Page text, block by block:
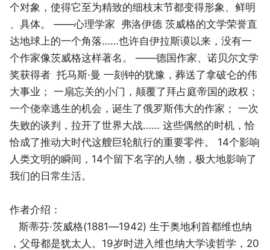
个对象，使得它至为精致的细枝末节都变得形象、鲜明
、具体。 ——心理学家 弗洛伊德 茨威格的文学荣誉直
达地球上的一个角落……也许自伊拉斯谟以来，没有一
个作家像茨威格这样著名。 ——德国作家、诺贝尔文学
奖获得者 托马斯·曼 一刻钟的犹豫，葬送了拿破仑的伟
大事业； 一扇忘关的小门，颠覆了拜占庭帝国的政权；
一个侥幸逃生的机会，诞生了俄罗斯伟大的作家； 一次
失败的谈判，拉开了世界大战…… 这些偶然的时机，恰
恰成了推动大时代这艘巨轮航行的重要零件。 14个影响
人类文明的瞬间，14个留下名字的人物，极大地影响了
我们的日常生活。
作者介绍：
斯蒂芬·茨威格(1881—1942) 生于奥地利首都维也纳
，父母都是犹太人。19岁时进入维也纳大学读哲学，20